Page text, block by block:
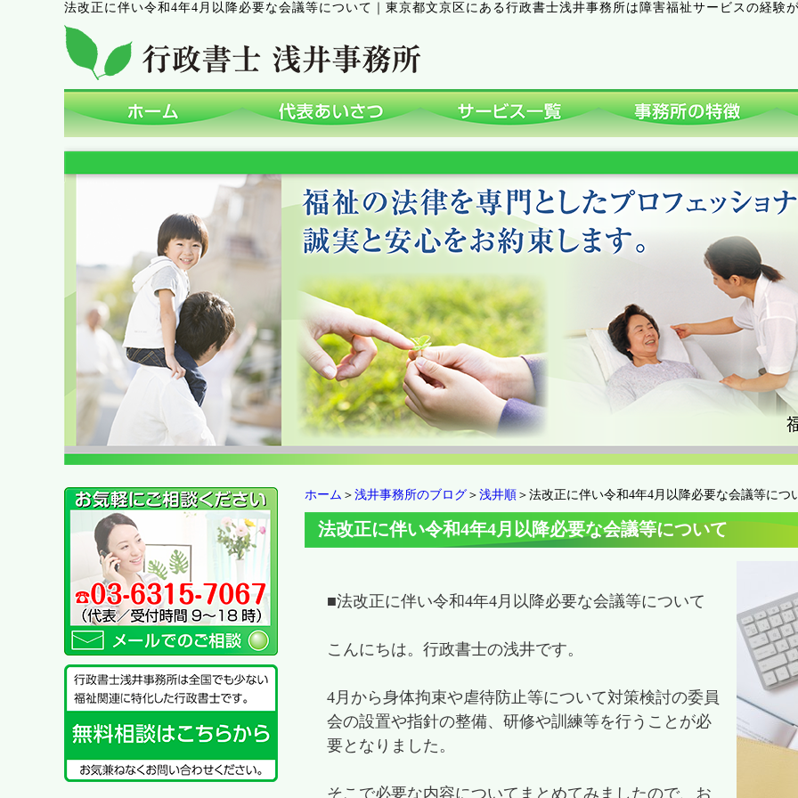
法改正に伴い令和4年4月以降必要な会議等について 東京都文京区にある行政書士浅井事務所は障害福祉サービスの経験
ホーム ＞ 浅井事務所のブログ ＞ 浅井順 ＞法改正に伴い令和4年4月以降必要な会議等につ
法改正に伴い令和4年4月以降必要な会議等について
■法改正に伴い令和4年4月以降必要な会議等について
こんにちは。行政書士の浅井です。
4月から身体拘束や虐待防止等について対策検討の委員
会の設置や指針の整備、研修や訓練等を行うことが必
要となりました。
そこで必要な内容についてまとめてみましたので、お